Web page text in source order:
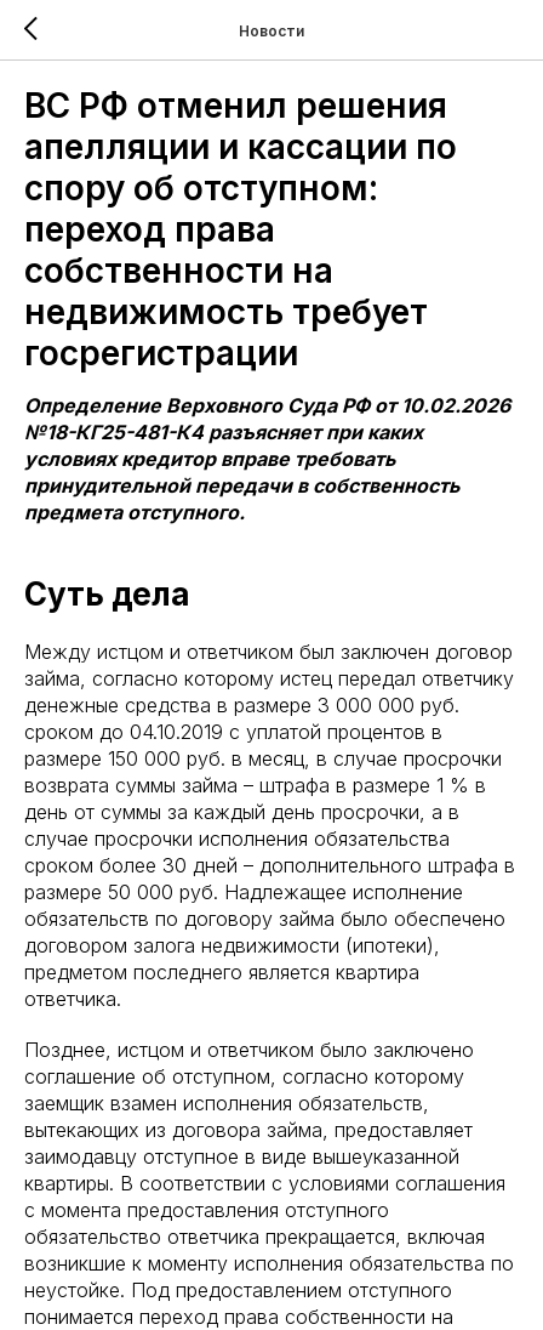
Новости
ВС РФ отменил решения
апелляции и кассации по
спору об отступном:
переход права
собственности на
недвижимость требует
госрегистрации
Определение Верховного Суда РФ от 10.02.2026
№18-КГ25-481-К4 разъясняет при каких
условиях кредитор вправе требовать
принудительной передачи в собственность
предмета отступного.
Суть дела
Между истцом и ответчиком был заключен договор
займа, согласно которому истец передал ответчику
денежные средства в размере 3 000 000 руб.
сроком до 04.10.2019 с уплатой процентов в
размере 150 000 руб. в месяц, в случае просрочки
возврата суммы займа – штрафа в размере 1 % в
день от суммы за каждый день просрочки, а в
случае просрочки исполнения обязательства
сроком более 30 дней – дополнительного штрафа в
размере 50 000 руб. Надлежащее исполнение
обязательств по договору займа было обеспечено
договором залога недвижимости (ипотеки),
предметом последнего является квартира
ответчика.
Позднее, истцом и ответчиком было заключено
соглашение об отступном, согласно которому
заемщик взамен исполнения обязательств,
вытекающих из договора займа, предоставляет
заимодавцу отступное в виде вышеуказанной
квартиры. В соответствии с условиями соглашения
с момента предоставления отступного
обязательство ответчика прекращается, включая
возникшие к моменту исполнения обязательства по
неустойке. Под предоставлением отступного
понимается переход права собственности на